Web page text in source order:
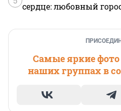
сердце: любовный
Самые яркие
наших группах в